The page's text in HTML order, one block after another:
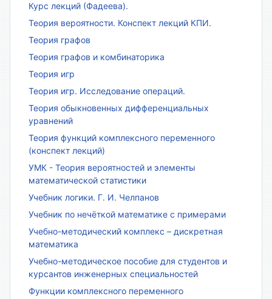
Курс лекций (Фадеева).
Теория вероятности. Конспект лекций КПИ.
Теория графов
Теория графов и комбинаторика
Теория игр
Теория игр. Исследование операций.
Теория обыкновенных дифференциальных
уравнений
Теория функций комплексного переменного
(конспект лекций)
УМК - Теория вероятностей и элементы
математической статистики
Учебник логики. Г. И. Челпанов
Учебник по нечёткой математике с примерами
Учебно-методический комплекс – дискретная
математика
Учебно-методическое пособие для студентов и
курсантов инженерных специальностей
Функции комплексного переменного